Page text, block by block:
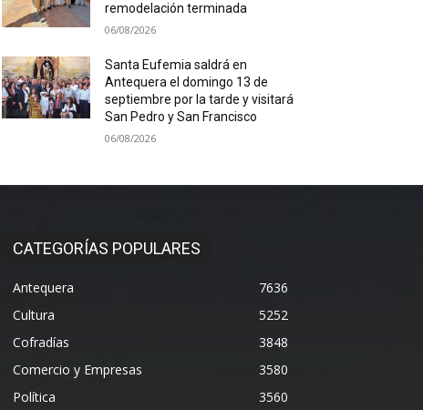
remodelación terminada
06/08/2026
Santa Eufemia saldrá en
Antequera el domingo 13 de
septiembre por la tarde y visitará
San Pedro y San Francisco
06/08/2026
CATEGORÍAS POPULARES
Antequera
7636
Cultura
5252
Cofradías
3848
Comercio y Empresas
3580
Política
3560